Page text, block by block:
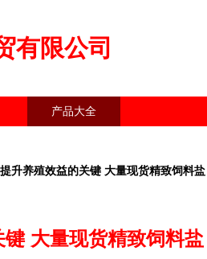
有限公司
产品大全
提升养殖效益的关键 大量现货精致饲料盐
大量现货精致饲料盐